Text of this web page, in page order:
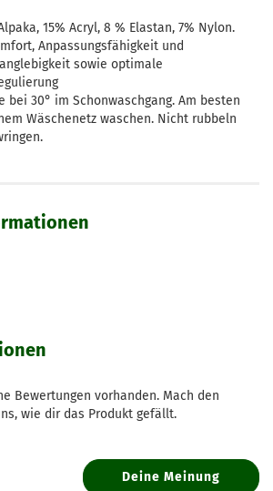
15% Acryl, 8 % Elastan, 7% Nylon.
Anpassungsfähigkeit und
sowie optimale
bei 30° im Schonwaschgang. Am besten
Wäschenetz waschen. Nicht rubbeln
Bewertungen vorhanden. Mach den
wie dir das Produkt gefällt.
Deine Meinung